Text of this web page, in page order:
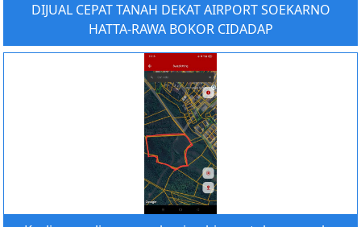
DIJUAL CEPAT TANAH DEKAT AIRPORT SOEKARNO
HATTA-RAWA BOKOR CIDADAP